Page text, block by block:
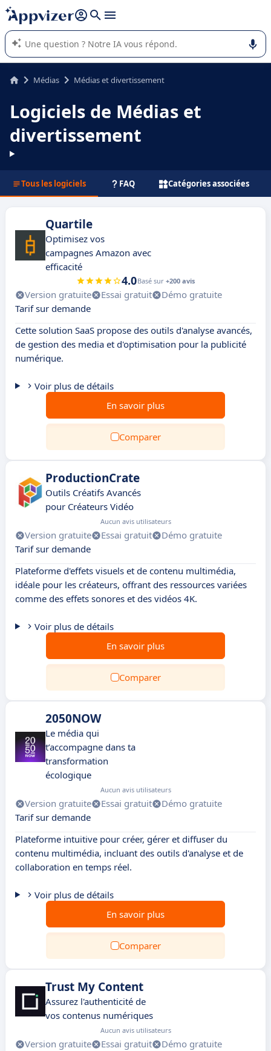
répondre (plusieurs lignes avec
L'IA de Appvizer vous guide dans l'utilisation ou la sélection de
logiciel SaaS en entreprise.
Médias Médias et divertissement
Logiciels de Médias et
divertissement
Tous les logiciels FAQ Catégories associées
Quartile
Optimisez vos
campagnes Amazon avec
efficacité
4.0Basé sur +200 avis
Version gratuite Essai gratuit
Démo gratuite
Tarif sur demande
Cette solution SaaS propose des outils d'analyse avancés,
de gestion des media et d'optimisation pour la publicité
numérique.
Voir plus de détails
En savoir plus
Comparer
ProductionCrate
Outils Créatifs Avancés
pour Créateurs Vidéo
Aucun avis utilisateurs
Version gratuite Essai gratuit
Démo gratuite
Tarif sur demande
Plateforme d'effets visuels et de contenu multimédia,
idéale pour les créateurs, offrant des ressources variées
comme des effets sonores et des vidéos 4K.
Voir plus de détails
En savoir plus
Comparer
2050NOW
Le média qui
t’accompagne dans ta
transformation
écologique
Aucun avis utilisateurs
Version gratuite Essai gratuit
Démo gratuite
Tarif sur demande
Plateforme intuitive pour créer, gérer et diffuser du
contenu multimédia, incluant des outils d'analyse et de
collaboration en temps réel.
Voir plus de détails
En savoir plus
Comparer
Trust My Content
Assurez l'authenticité de
vos contenus numériques
Aucun avis utilisateurs
Version gratuite Essai gratuit
Démo gratuite